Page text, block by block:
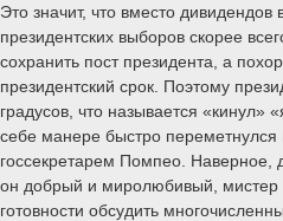
Это значит, что вместо
президентских выборов скорее
сохранить пост президента, а
президентский срок. Поэтому
градусов, что называется «кинул»
себе манере быстро переметнулся
госсекретарем Помпео. Наверное,
он добрый и миролюбивый, мистер
готовности обсудить